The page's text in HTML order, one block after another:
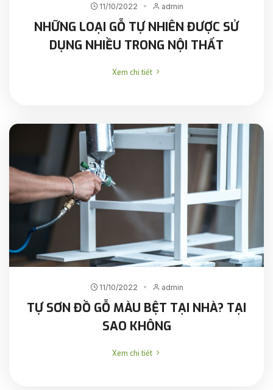
11/10/2022 admin
NHỮNG LOẠI GỖ TỰ NHIÊN ĐƯỢC SỬ
DỤNG NHIỀU TRONG NỘI THẤT
Xem chi tiết
11/10/2022 admin
TỰ SƠN ĐỒ GỖ MÀU BỆT TẠI NHÀ? TẠI
SAO KHÔNG
Xem chi tiết